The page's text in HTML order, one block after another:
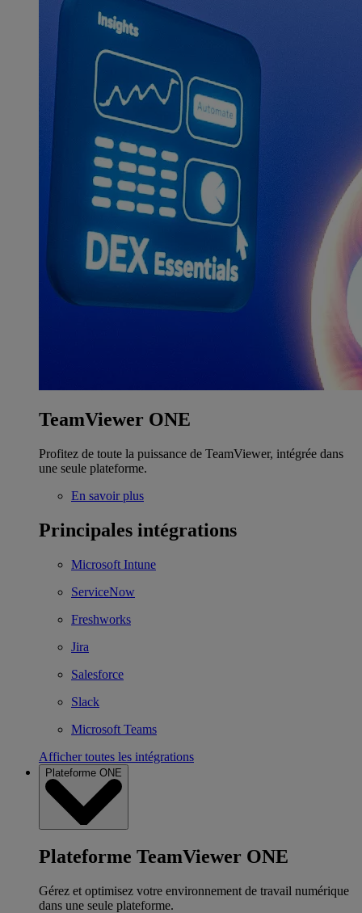
TeamViewer ONE
Profitez de toute la puissance de TeamViewer, intégrée dans
une seule plateforme.
En savoir plus
Principales intégrations
Microsoft Intune
ServiceNow
Freshworks
Jira
Salesforce
Slack
Microsoft Teams
Afficher toutes les intégrations
Plateforme ONE
Plateforme TeamViewer ONE
Gérez et optimisez votre environnement de travail numérique
dans une seule plateforme.